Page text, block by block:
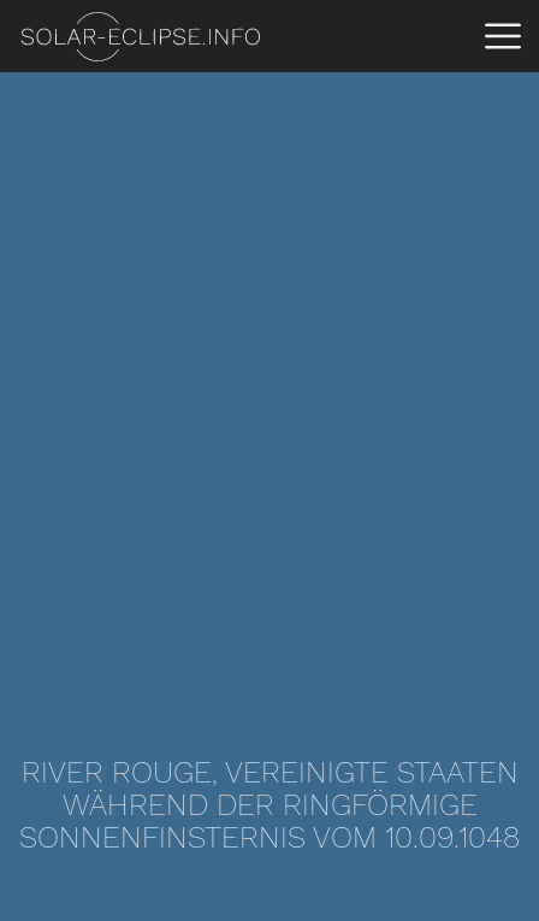
RIVER ROUGE, VEREINIGTE STAATEN
WÄHREND DER RINGFÖRMIGE
SONNENFINSTERNIS VOM 10.09.1048